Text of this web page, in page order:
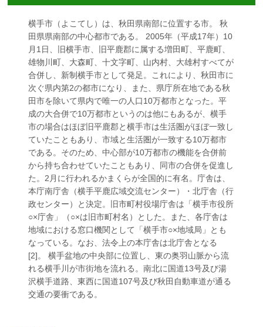
横手市（よこてし）は、秋田県南部に位置する市。 秋
田県県南部の中心都市である。 2005年（平成17年）10
月1日、旧横手市、旧平鹿郡に属する増田町、平鹿町、
雄物川町、大森町、十文字町、山内村、大雄村すべてが
合併し、新制横手市として発足。これにより、秋田市に
次ぐ県内第2の都市になり、また、県庁所在地である秋
田市を除いて県内で唯一の人口10万都市となった。平
成の大合併で10万都市というのは他にもあるが、横手
市の場合はほぼ旧平鹿郡と横手市は生活圏がほぼ一致し
ていたこともあり、市域と生活圏が一致する10万都市
である。そのため、中心部が10万都市の機能を合併前
から持ち合わせていたこともあり、同市の合併を促進し
た。2月に行われるかまくらが全国的に有名。庁舎は、
本庁南庁舎（横手平鹿広域交流センター）・北庁舎（行
政センター）と決定。旧市町村役場庁舎は「横手市役所
○×庁舎」（○×は旧市町村名）とした。また、各庁舎は
地域における窓口機関として「横手市○×地域局」とも
なっている。なお、法令上の本庁舎は北庁舎となる
[2]。 横手盆地の中央部に位置し、東の奥羽山脈から流
れる横手川が市街地を流れる。南北に国道13号及び湯
沢横手道路、東西に国道107号及び秋田自動車道が通る
交通の要衝である。